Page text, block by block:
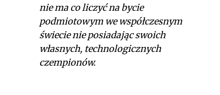
nie ma co liczyć na bycie
podmiotowym we współczesnym
świecie nie posiadając swoich
własnych, technologicznych
czempionów.